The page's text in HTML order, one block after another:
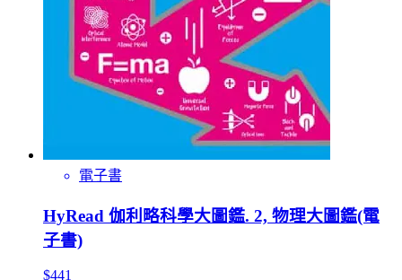
電子書
HyRead 伽利略科學大圖鑑. 2, 物理大圖鑑(電
子書)
$441